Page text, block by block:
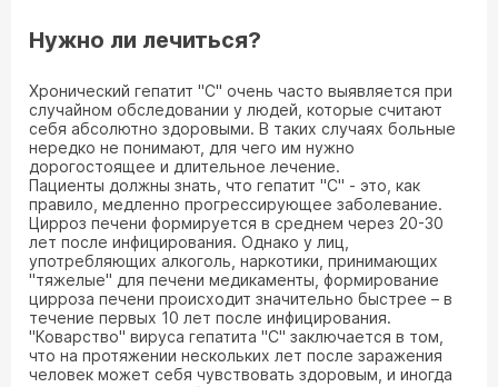
Нужно ли лечиться?
Хронический гепатит "С" очень часто выявляется при
случайном обследовании у людей, которые считают
себя абсолютно здоровыми. В таких случаях больные
нередко не понимают, для чего им нужно
дорогостоящее и длительное лечение.
Пациенты должны знать, что гепатит "С" - это, как
правило, медленно прогрессирующее заболевание.
Цирроз печени формируется в среднем через 20-30
лет после инфицирования. Однако у лиц,
употребляющих алкоголь, наркотики, принимающих
"тяжелые" для печени медикаменты, формирование
цирроза печени происходит значительно быстрее – в
течение первых 10 лет после инфицирования.
"Коварство" вируса гепатита "С" заключается в том,
что на протяжении нескольких лет после заражения
человек может себя чувствовать здоровым, и иногда